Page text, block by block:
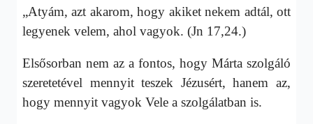
„Atyám, azt akarom, hogy akiket nekem adtál, ott
legyenek velem, ahol vagyok. (Jn 17,24.)
Elsősorban nem az a fontos, hogy Márta szolgáló
szeretetével mennyit teszek Jézusért, hanem az,
hogy mennyit vagyok Vele a szolgálatban is.